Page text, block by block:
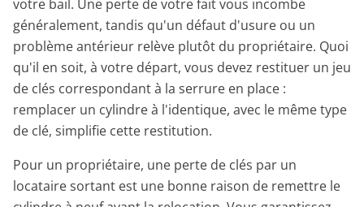
votre bail. Une perte de votre fait vous incombe
généralement, tandis qu'un défaut d'usure ou un
problème antérieur relève plutôt du propriétaire. Quoi
qu'il en soit, à votre départ, vous devez restituer un jeu
de clés correspondant à la serrure en place :
remplacer un cylindre à l'identique, avec le même type
de clé, simplifie cette restitution.
Pour un propriétaire, une perte de clés par un
locataire sortant est une bonne raison de remettre le